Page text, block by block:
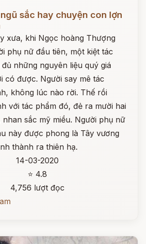
sắc hay chuyện con lợn
xưa, khi Ngọc hoàng Thượng
phụ nữ đầu tiên, một kiệt tác
những nguyên liệu quý giá
có được. Người say mê tác
không lúc nào rời. Thế rồi
với tác phẩm đó, đẻ ra mười hai
nhan sắc mỹ miều. Người phụ nữ
này được phong là Tây vương
thành ra thiên hạ.
14-03-2020
⭐ 4.8
4,756 lượt đọc